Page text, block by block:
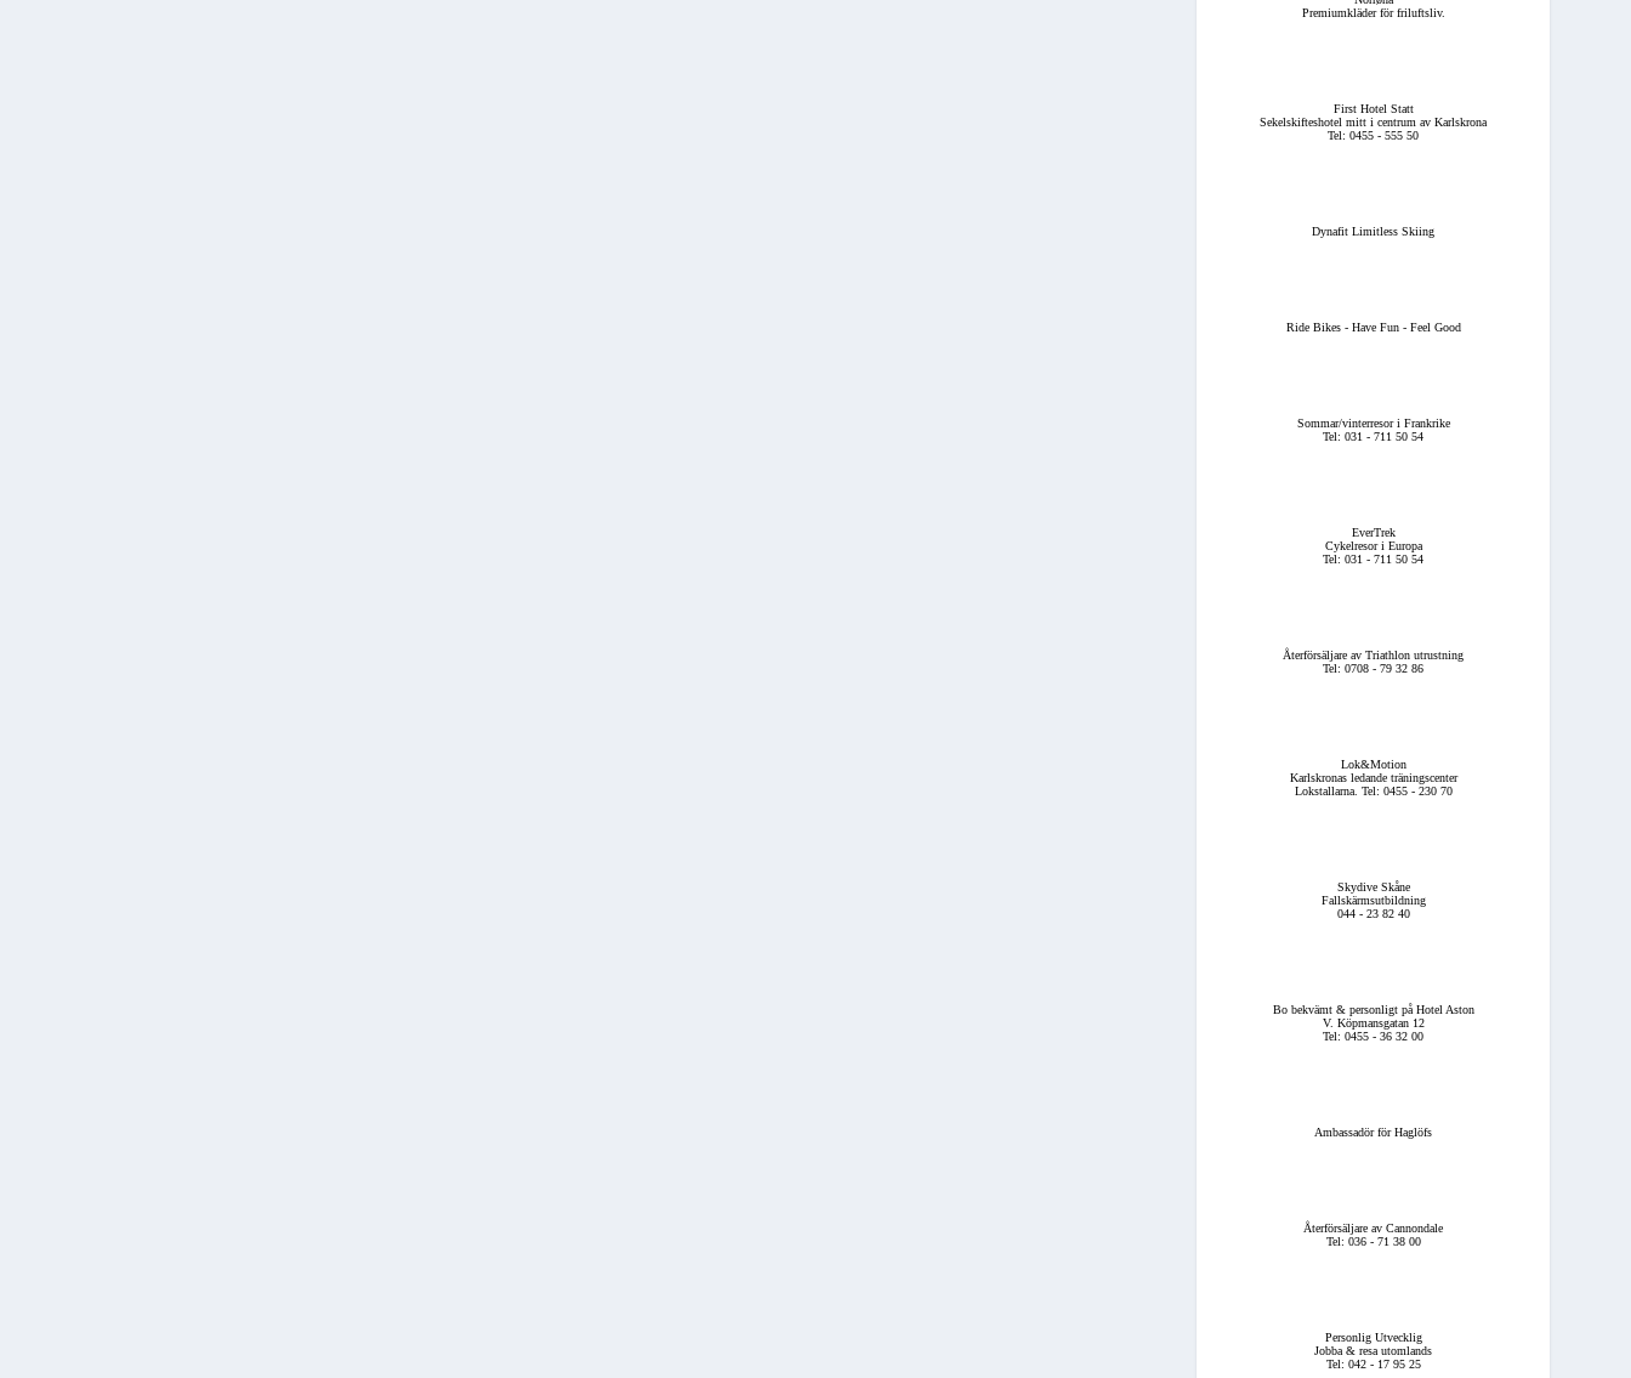
Premiumkläder för friluftsliv.
First Hotel Statt
Sekelskifteshotel mitt i centrum av Karlskrona
Tel: 0455 - 555 50
Dynafit Limitless Skiing
Ride Bikes - Have Fun - Feel Good
Sommar/vinterresor i Frankrike
Tel: 031 - 711 50 54
EverTrek
Cykelresor i Europa
Tel: 031 - 711 50 54
Återförsäljare av Triathlon utrustning
Tel: 0708 - 79 32 86
Lok&Motion
Karlskronas ledande träningscenter
Lokstallarna. Tel: 0455 - 230 70
Skydive Skåne
Fallskärmsutbildning
044 - 23 82 40
Bo bekvämt & personligt på Hotel Aston
V. Köpmansgatan 12
Tel: 0455 - 36 32 00
Ambassadör för Haglöfs
Återförsäljare av Cannondale
Tel: 036 - 71 38 00
Personlig Utvecklig
Jobba & resa utomlands
Tel: 042 - 17 95 25